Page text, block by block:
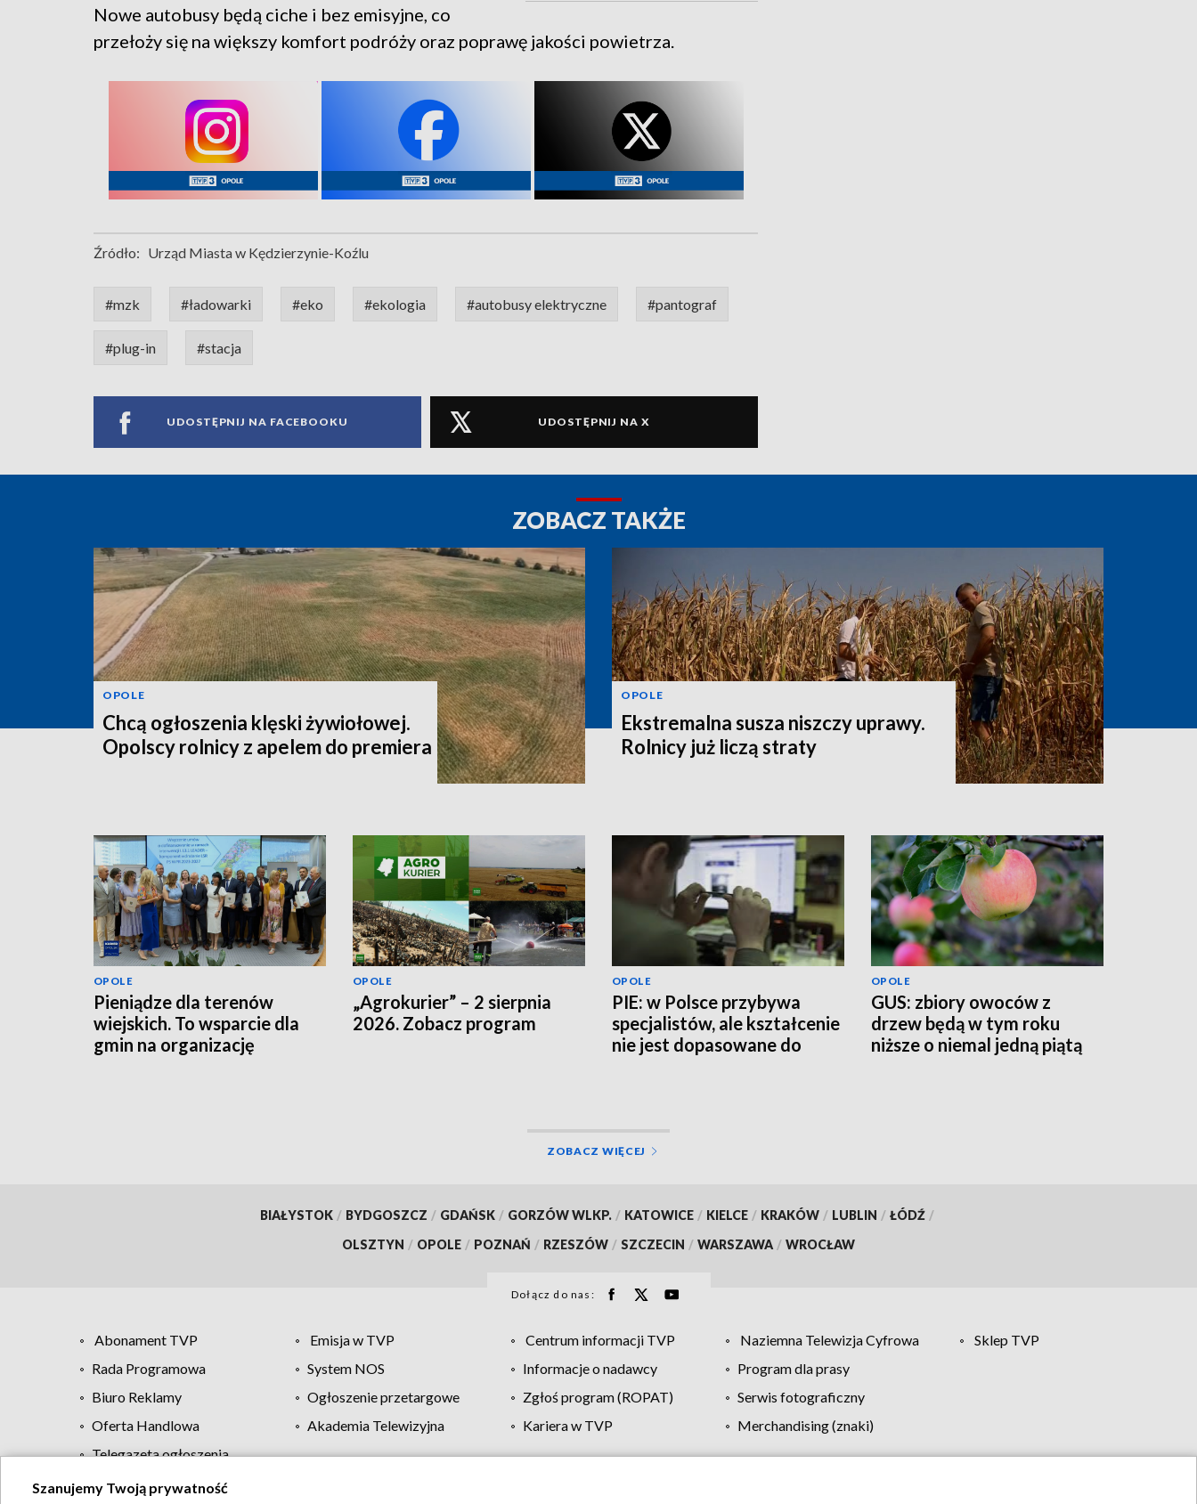
Nowe autobusy będą ciche i bez emisyjne, co
przełoży się na większy komfort podróży oraz poprawę jakości powietrza.
Źródło: Urząd Miasta w Kędzierzynie-Koźlu
#mzk #ładowarki #eko #ekologia #autobusy elektryczne #pantograf
#plug-in #stacja
UDOSTĘPNIJ NA FACEBOOKU UDOSTĘPNIJ NA X
ZOBACZ TAKŻE
OPOLE
Chcą ogłoszenia klęski żywiołowej.
Opolscy rolnicy z apelem do premiera
OPOLE
Ekstremalna susza niszczy uprawy.
Rolnicy już liczą straty
OPOLE
Pieniądze dla terenów
wiejskich. To wsparcie dla
gmin na organizację
OPOLE
„Agrokurier” – 2 sierpnia
2026. Zobacz program
OPOLE
PIE: w Polsce przybywa
specjalistów, ale kształcenie
nie jest dopasowane do
OPOLE
GUS: zbiory owoców z
drzew będą w tym roku
niższe o niemal jedną piątą
ZOBACZ WIĘCEJ
BIAŁYSTOK / BYDGOSZCZ / GDAŃSK / GORZÓW WLKP. / KATOWICE / KIELCE / KRAKÓW / LUBLIN / ŁÓDŹ /
OLSZTYN / OPOLE / POZNAŃ / RZESZÓW / SZCZECIN / WARSZAWA / WROCŁAW
Dołącz do nas:
Abonament TVP Emisja w TVP Centrum informacji TVP Naziemna Telewizja Cyfrowa
Sklep TVP
Rada Programowa
System NOS Informacje o nadawcy
Program dla prasy
Biuro Reklamy
Ogłoszenie przetargowe Zgłoś program (ROPAT)
Serwis fotograficzny
Oferta Handlowa
Akademia Telewizyjna Kariera w TVP
Merchandising (znaki)
Telegazeta ogłoszenia
Szanujemy Twoją prywatność